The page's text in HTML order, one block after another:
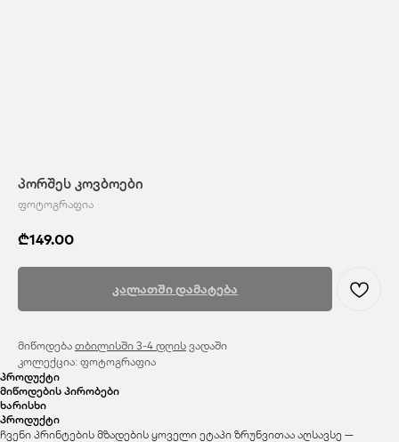
პორშეს კოვბოები
ფოტოგრაფია
₾149.00
კალათში დამატება
მიწოდება თბილისში 3-4 დღის ვადაში
კოლექცია: ფოტოგრაფია
პროდუქტი
მიწოდების პირობები
ხარისხი
პროდუქტი
ჩვენი პრინტების მზადების ყოველი ეტაპი ზრუნვითაა აღსავსე —